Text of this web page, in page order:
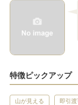
特徴ピックアップ
山が見える 即引